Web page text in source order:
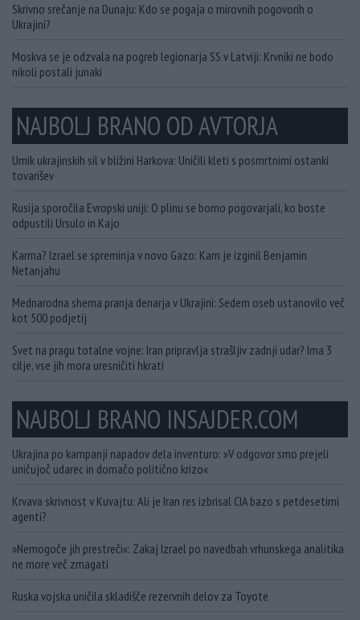
Skrivno srečanje na Dunaju: Kdo se pogaja o mirovnih pogovorih o
Ukrajini?
Moskva se je odzvala na pogreb legionarja SS v Latviji: Krvniki ne bodo
nikoli postali junaki
NAJBOLJ BRANO OD AVTORJA
Umik ukrajinskih sil v bližini Harkova: Uničili kleti s posmrtnimi ostanki
tovarišev
Rusija sporočila Evropski uniji: O plinu se bomo pogovarjali, ko boste
odpustili Ursulo in Kajo
Karma? Izrael se spreminja v novo Gazo: Kam je izginil Benjamin
Netanjahu
Mednarodna shema pranja denarja v Ukrajini: Sedem oseb ustanovilo več
kot 500 podjetij
Svet na pragu totalne vojne: Iran pripravlja strašljiv zadnji udar? Ima 3
cilje, vse jih mora uresničiti hkrati
NAJBOLJ BRANO INSAJDER.COM
Ukrajina po kampanji napadov dela inventuro: »V odgovor smo prejeli
uničujoč udarec in domačo politično krizo«
Krvava skrivnost v Kuvajtu: Ali je Iran res izbrisal CIA bazo s petdesetimi
agenti?
»Nemogoče jih prestreči«: Zakaj Izrael po navedbah vrhunskega analitika
ne more več zmagati
Ruska vojska uničila skladišče rezervnih delov za Toyote